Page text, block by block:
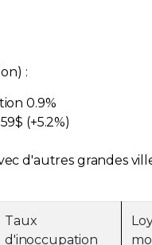
:
0.9%
(+5.2%)
d'autres grandes
Taux
d'inoccupation